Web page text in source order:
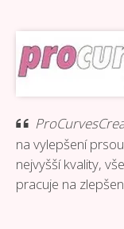
na vylepšení
nejvyšší kvality,
pracuje na